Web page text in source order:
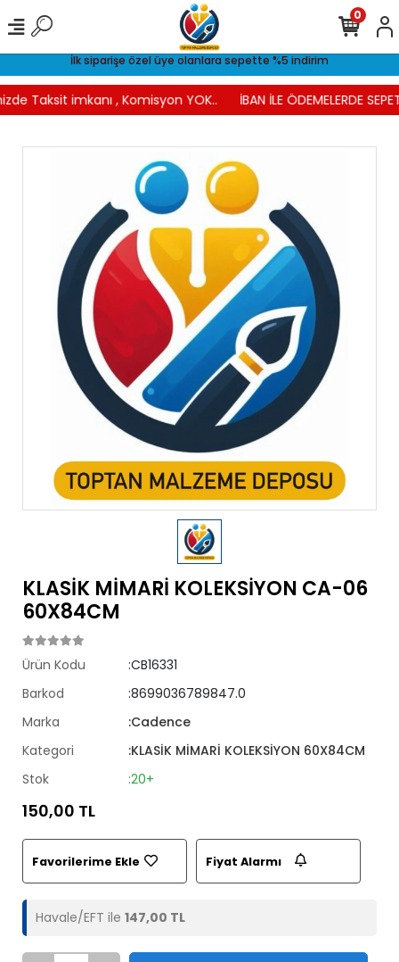
İlk siparişe özel üye olanlara sepette %5 indirim
Taksit imkanı , Komisyon YOK.. İBAN İLE ÖDEMELERDE
0
KLASİK MİMARİ KOLEKSİYON CA-06
60X84CM
Ürün Kodu
:CB16331
Barkod
:8699036789847.0
Marka
:Cadence
Kategori
:KLASİK MİMARİ KOLEKSİYON 60X84CM
Stok
:20+
150,00 TL
Favorilerime Ekle Fiyat Alarmı
Havale/EFT ile 147,00 TL